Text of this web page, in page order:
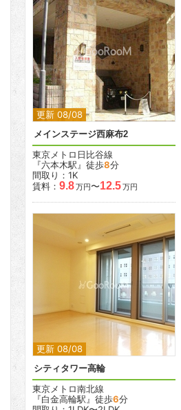
更新 08/08
2
メインステージ西麻布2
東京メトロ日比谷線
『六本木駅』徒歩8分
間取り：1K
賃料： 9.8万円〜12.5万円
更新 08/08
2
シティタワー高輪
東京メトロ南北線
『白金高輪駅』徒歩6分